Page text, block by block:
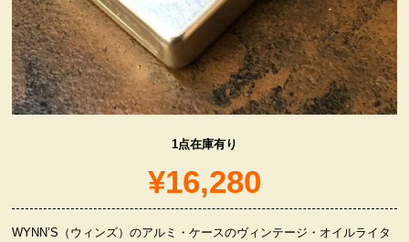
カンパニー・グッズ
キャラクター・グッズ
喫煙具
服飾小物雑貨
1点在庫有り
¥16,280
WYNN’S（ウィンズ）のアルミ・ケースのヴィンテージ・オイルライタ